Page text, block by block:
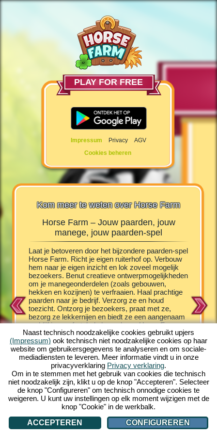
PLAY FOR FREE
Impressum Privacy
AGV
Cookies beheren
Kom meer te weten over Horse Farm
PC
En
Leer
Horse Farm – Jouw paarden, jouw
manege, jouw paarden-spel
Laat je betoveren door het bijzondere paarden-spel
Horse Farm. Richt je eigen ruiterhof op. Verbouw
hem naar je eigen inzicht en lok zoveel mogelijk
bezoekers. Benut creatieve ontwerpmogelijkheden
om je manegeonderdelen (zoals gebouwen,
hekken en kozijnen) te verfraaien. Haal prachtige
paarden naar je bedrijf. Verzorg ze en houd
toezicht. Ontzorg je bezoekers, praat met ze,
bezorg ze lekkernijen en biedt ze een aangenaam
verblijf in comfortabele bungalows. Horse Farm
plaatst je in een fascinerende setting, in een
kleurrijke comic look. Horse Farm geeft je een
grote hoeveelheid uitdagende spelbelevenissen.
Haal verschillende paardenrassen naar je ranch.
Beleef het unieke online-spel gratis op je PC en
speel mee!
het je
een
een
leuk
opbouw
internet
Naast technisch noodzakelijke cookies gebruikt upjers
(Impressum) ook technisch niet noodzakelijke cookies op haar
website om gebruikersgegevens te analyseren en om sociale-
mediadiensten te leveren. Meer informatie vindt u in onze
privacyverklaring Privacy verklaring.
Om in te stemmen met het gebruik van cookies die technisch
niet noodzakelijk zijn, klikt u op de knop "Accepteren". Selecteer
de knop "Configureren" om technisch onnodige cookies te
weigeren. U kunt uw instellingen op elk moment wijzigen met de
knop "Cookie" in de werkbalk.
ACCEPTEREN
CONFIGUREREN